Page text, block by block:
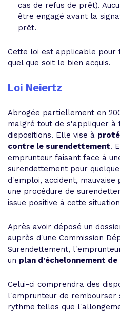
cas de refus de prêt).
être engagé avant la
prêt.
Cette loi est applicable pour
quel que soit le bien acquis.
Loi Neiertz
Abrogée partiellement en
malgré tout de s'appliquer à
dispositions. Elle vise à
contre le surendettement.
emprunteur faisant face à
surendettement pour
d'emploi, accident,
une procédure de
issue positive à cette
Après avoir déposé un
auprès d'une Commission
Surendettement,
un plan d'échelonnement
Celui-ci comprendra des
l'emprunteur de rembourser
rythme telles que